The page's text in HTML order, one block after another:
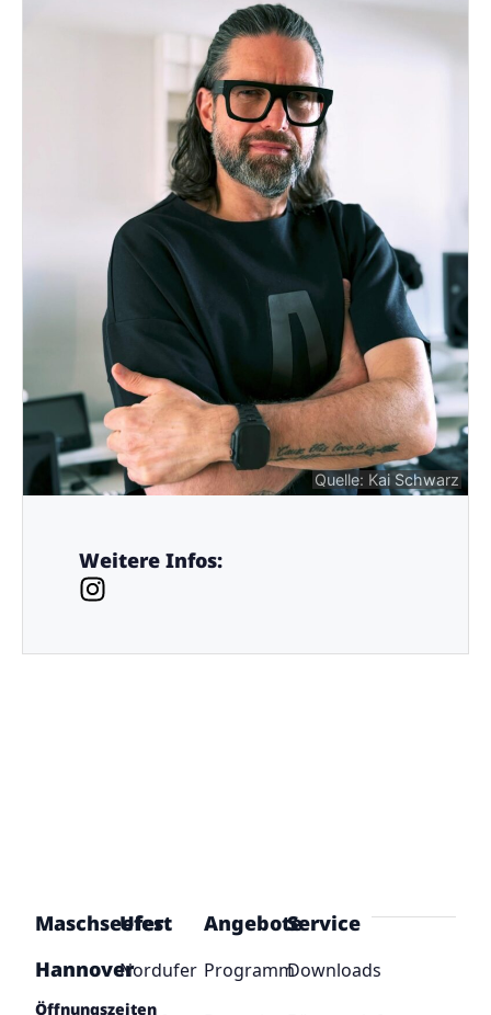
Quelle: Kai Schwarz
Weitere Infos:
Maschseefest
Hannover
Öffnungszeiten
Ufer
Nordufer
Angebote
Programm
Service
Downloads